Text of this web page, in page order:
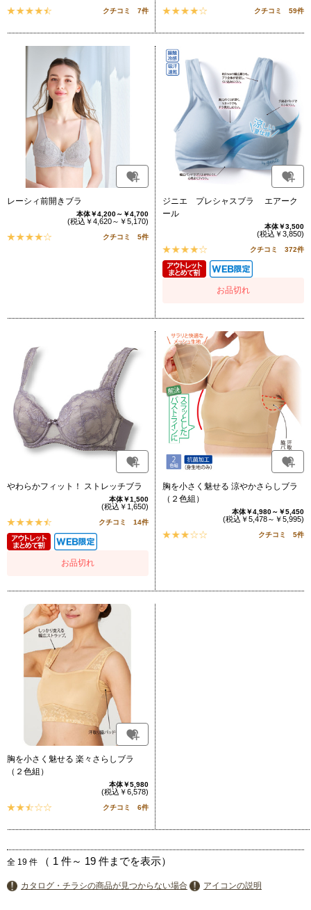
クチコミ 7件 クチコミ 59件
レーシィ前開きブラ
本体￥4,200～￥4,700
(税込￥4,620～￥5,170)
クチコミ 5件
ジニエ プレシャスブラ エアーク
ール
本体￥3,500
(税込￥3,850)
クチコミ 372件
お品切れ
やわらかフィット！ ストレッチブラ
本体￥1,500
(税込￥1,650)
クチコミ 14件
お品切れ
胸を小さく魅せる 涼やかさらしブラ
（２色組）
本体￥4,980～￥5,450
(税込￥5,478～￥5,995)
クチコミ 5件
胸を小さく魅せる 楽々さらしブラ
（２色組）
本体￥5,980
(税込￥6,578)
クチコミ 6件
全 19 件 （ 1 件～ 19 件までを表示）
カタログ・チラシの商品が見つからない場合 アイコンの説明